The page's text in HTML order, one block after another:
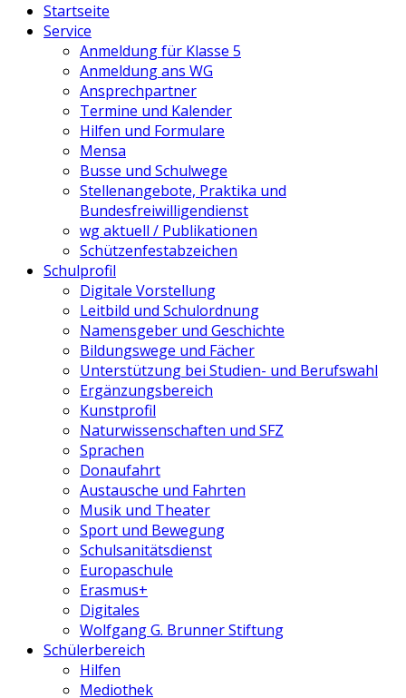
Startseite
Service
Anmeldung für Klasse 5
Anmeldung ans WG
Ansprechpartner
Termine und Kalender
Hilfen und Formulare
Mensa
Busse und Schulwege
Stellenangebote, Praktika und
Bundesfreiwilligendienst
wg aktuell / Publikationen
Schützenfestabzeichen
Schulprofil
Digitale Vorstellung
Leitbild und Schulordnung
Namensgeber und Geschichte
Bildungswege und Fächer
Unterstützung bei Studien- und Berufswahl
Ergänzungsbereich
Kunstprofil
Naturwissenschaften und SFZ
Sprachen
Donaufahrt
Austausche und Fahrten
Musik und Theater
Sport und Bewegung
Schulsanitätsdienst
Europaschule
Erasmus+
Digitales
Wolfgang G. Brunner Stiftung
Schülerbereich
Hilfen
Mediothek